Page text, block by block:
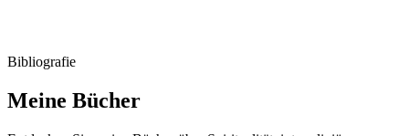
Bibliografie
Meine Bücher